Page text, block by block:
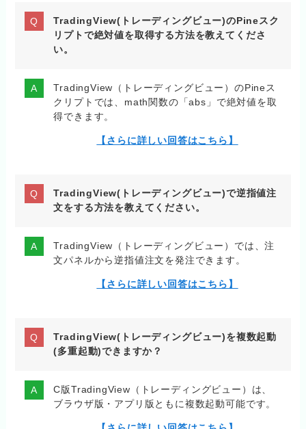
TradingView(トレーディングビュー)のPineスク
リプトで絶対値を取得する方法を教えてくださ
い。
TradingView（トレーディングビュー）のPineス
クリプトでは、math関数の「abs」で絶対値を取
得できます。
【さらに詳しい回答はこちら】
TradingView(トレーディングビュー)で逆指値注
文をする方法を教えてください。
TradingView（トレーディングビュー）では、注
文パネルから逆指値注文を発注できます。
【さらに詳しい回答はこちら】
TradingView(トレーディングビュー)を複数起動
(多重起動)できますか？
C版TradingView（トレーディングビュー）は、
ブラウザ版・アプリ版ともに複数起動可能です。